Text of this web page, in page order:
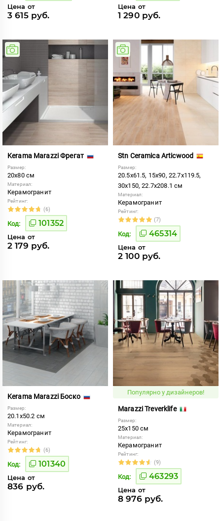
Цена от
3 615 руб.
Цена от
1 290 руб.
Kerama Marazzi Фрегат
Размер:
20x80 см
Материал:
Керамогранит
Рейтинг:
(6)
Код: 101352
Цена от
2 179 руб.
Stn Ceramica Articwood
Размер:
20.5x61.5, 15x90, 22.7x119.5,
30x150, 22.7x208.1 см
Материал:
Керамогранит
Рейтинг:
(7)
Код: 465314
Цена от
2 100 руб.
Kerama Marazzi Боско
Размер:
20.1x50.2 см
Материал:
Керамогранит
Рейтинг:
(6)
Код: 101340
Цена от
836 руб.
Популярно у дизайнеров!
Marazzi Treverklife
Размер:
25x150 см
Материал:
Керамогранит
Рейтинг:
(9)
Код: 463293
Цена от
8 976 руб.